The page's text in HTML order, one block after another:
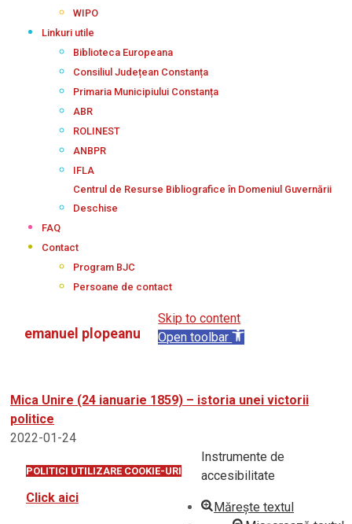
WIPO
Linkuri utile
Biblioteca Europeana
Consiliul Județean Constanța
Primaria Municipiului Constanța
ABR
ROLINEST
ANBPR
IFLA
Centrul de Resurse Bibliografice în Domeniul Guvernării
Deschise
FAQ
Contact
Program BJC
Persoane de contact
emanuel plopeanu
Mica Unire (24 ianuarie 1859) – istoria unei victorii
politice
2022-01-24
POLITICI UTILIZARE COOKIE-URI
Click aici
Skip to content
Open toolbar
Instrumente de
accesibilitate
Mărește textul